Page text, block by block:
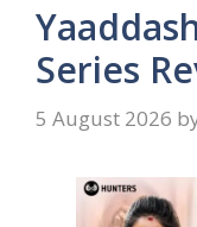
Series
5 August 2026